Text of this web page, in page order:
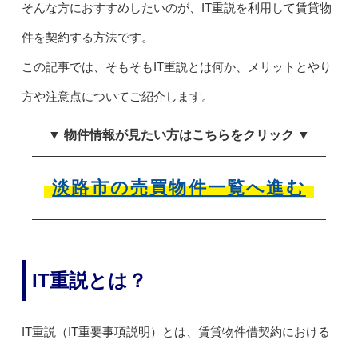
そんな方におすすめしたいのが、IT重説を利用して賃貸物
件を契約する方法です。
この記事では、そもそもIT重説とは何か、メリットとやり
方や注意点についてご紹介します。
▼ 物件情報が見たい方はこちらをクリック ▼
淡路市の売買物件一覧へ進む
IT重説とは？
IT重説（IT重要事項説明）とは、賃貸物件借契約における